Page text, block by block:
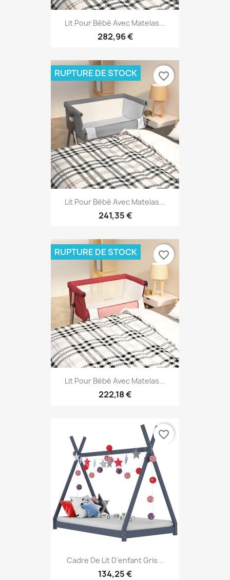
Lit Pour Bébé Avec Matelas...
282,96 €
Lit Pour Bébé Avec Matelas...
241,35 €
RUPTURE DE STOCK favorite_border
Lit Pour Bébé Avec Matelas...
222,18 €
RUPTURE DE STOCK favorite_border
Cadre De Lit D'enfant Gris...
134,25 €
favorite_border